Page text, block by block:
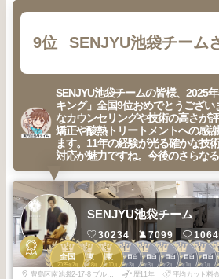
9位 SENJYU池袋チーム
SENJYU池袋チームの皆様、2025
キング」全国9位おめでとうござ
なカウンセリングや技術の高さが
矯正や酸熱トリートメントへの感
ます。11年の経験が光る確かな技
対応が魅力ですね。今後のさらな
3
全国
2025年 7月
2
関東
2025年 8月
3
関東
2025年 10
1
池袋・目白
2026年 3月
1
池袋・目白
2026年 3月
1
池袋・目白
2026年 2月
1
池袋・目白
2026年 1
1
池袋・目白
2026年 1
池袋
2025
SENJYU池袋チーム
30234 7099 1064
豊島区南池袋2-17-8 ブルーム南池袋4F EMANON share salon 歴11年
平均カット料